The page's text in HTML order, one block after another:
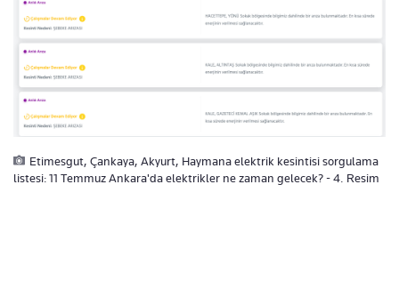
Etimesgut, Çankaya, Akyurt, Haymana elektrik kesintisi sorgulama
listesi: 11 Temmuz Ankara'da elektrikler ne zaman gelecek? - 4. Resim